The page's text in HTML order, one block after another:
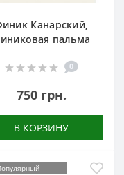
Канарский,
пальма
0
750 грн.
В КОРЗИНУ